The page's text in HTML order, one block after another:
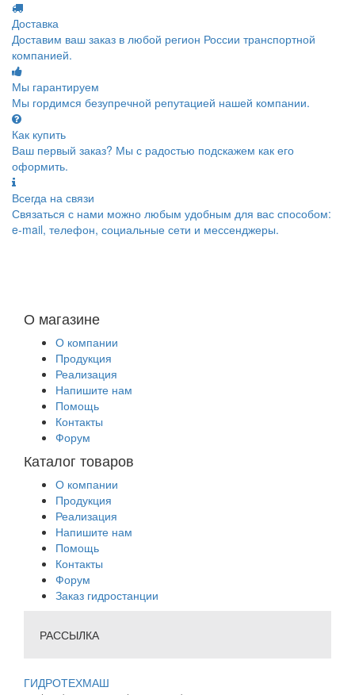
Доставка
Доставим ваш заказ в любой регион России транспортной
компанией.
Мы гарантируем
Мы гордимся безупречной репутацией нашей компании.
Как купить
Ваш первый заказ? Мы с радостью подскажем как его
оформить.
Всегда на связи
Связаться с нами можно любым удобным для вас способом:
e-mail, телефон, социальные сети и мессенджеры.
О магазине
О компании
Продукция
Реализация
Напишите нам
Помощь
Контакты
Форум
Каталог товаров
О компании
Продукция
Реализация
Напишите нам
Помощь
Контакты
Форум
Заказ гидростанции
РАССЫЛКА
ГИДРОТЕХМАШ